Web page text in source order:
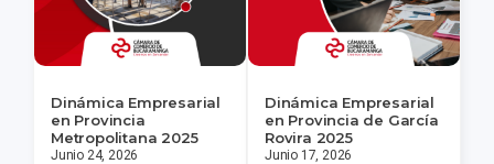
Dinámica Empresarial
en Provincia
Metropolitana 2025
Junio 24, 2026
Dinámica Empresarial
en Provincia de García
Rovira 2025
Junio 17, 2026